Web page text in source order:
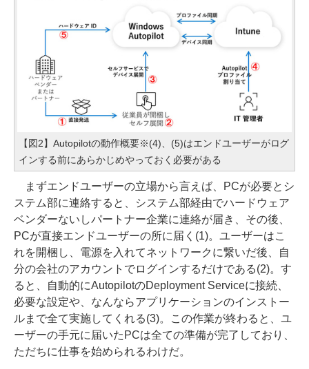
【図2】Autopilotの動作概要※(4)、(5)はエンドユーザーがログ
インする前にあらかじめやっておく必要がある
まずエンドユーザーの立場から言えば、PCが必要とシ
ステム部に連絡すると、システム部経由でハードウェア
ベンダーないしパートナー企業に連絡が届き、その後、
PCが直接エンドユーザーの所に届く(1)。ユーザーはこ
れを開梱し、電源を入れてネットワークに繋いだ後、自
分の会社のアカウントでログインするだけである(2)。す
ると、自動的にAutopilotのDeployment Serviceに接続、
必要な設定や、なんならアプリケーションのインストー
ルまで全て実施してくれる(3)。この作業が終わると、ユ
ーザーの手元に届いたPCは全ての準備が完了しており、
ただちに仕事を始められるわけだ。